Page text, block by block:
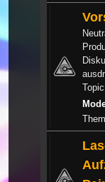
Topic.